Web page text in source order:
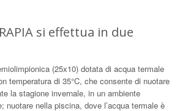
si effettua in due
(25x10) dotata di acqua termale
temperatura di 35°C, che consente di nuotare
la stagione invernale, in un ambiente
nuotare nella piscina, dove l’acqua termale è